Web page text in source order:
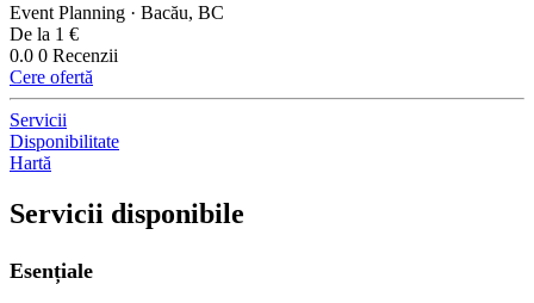
Event Planning · Bacău, BC
De la 1 €
0.0 0 Recenzii
Cere ofertă
Servicii
Disponibilitate
Hartă
Servicii disponibile
Esențiale